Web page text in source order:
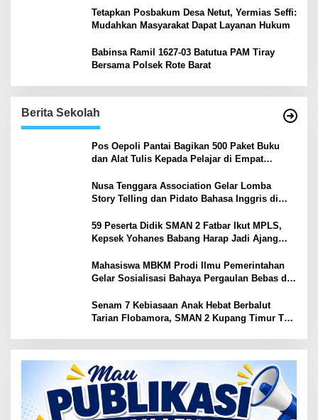
Tetapkan Posbakum Desa Netut, Yermias Seffi:
Mudahkan Masyarakat Dapat Layanan Hukum
Babinsa Ramil 1627-03 Batutua PAM Tiray
Bersama Polsek Rote Barat
Berita Sekolah
Pos Oepoli Pantai Bagikan 500 Paket Buku
dan Alat Tulis Kepada Pelajar di Empat
Nusa Tenggara Association Gelar Lomba
Story Telling dan Pidato Bahasa Inggris di
59 Peserta Didik SMAN 2 Fatbar Ikut MPLS,
Kepsek Yohanes Babang Harap Jadi Ajang
Mahasiswa MBKM Prodi Ilmu Pemerintahan
Gelar Sosialisasi Bahaya Pergaulan Bebas di
Senam 7 Kebiasaan Anak Hebat Berbalut
Tarian Flobamora, SMAN 2 Kupang Timur Tuai